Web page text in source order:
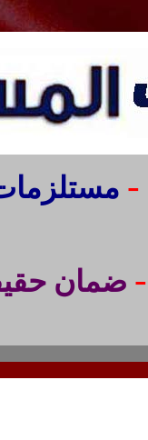
-
- ضمان